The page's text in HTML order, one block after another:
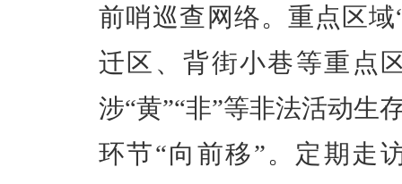
前哨巡查网络。重点区
迁区、背街小巷等重点
涉“黄”“非”等非法活动生
环节“向前移”。定期走